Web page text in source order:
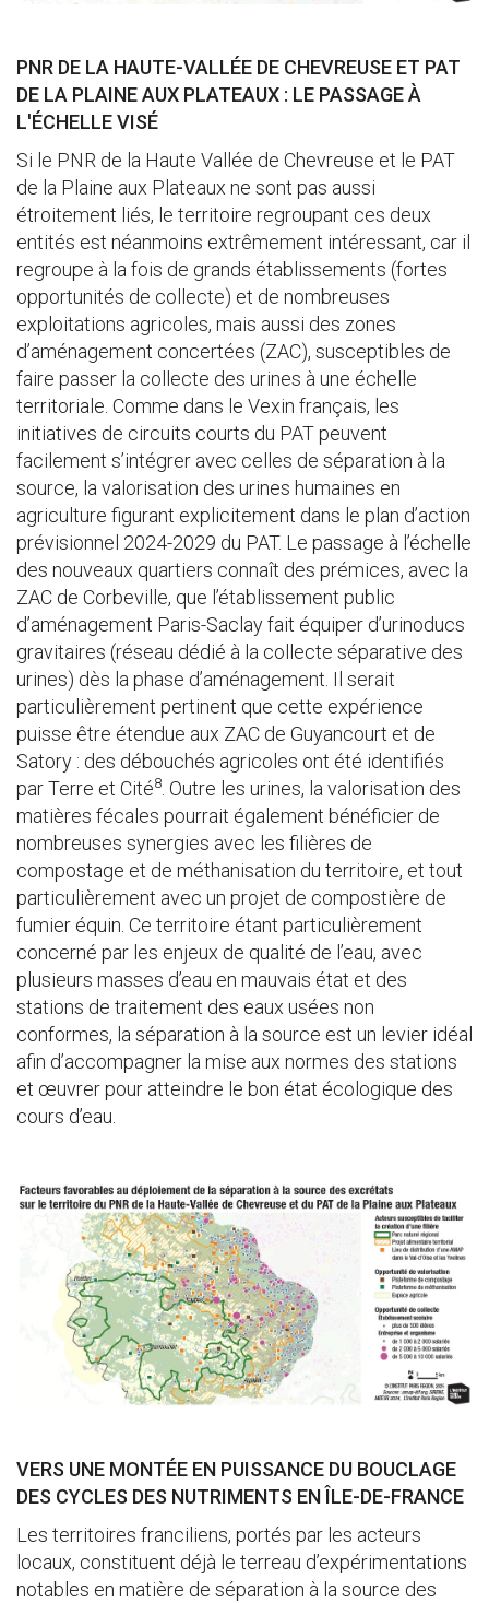
PNR DE LA HAUTE-VALLÉE DE CHEVREUSE ET PAT
DE LA PLAINE AUX PLATEAUX : LE PASSAGE À
L'ÉCHELLE VISÉ
Si le PNR de la Haute Vallée de Chevreuse et le PAT
de la Plaine aux Plateaux ne sont pas aussi
étroitement liés, le territoire regroupant ces deux
entités est néanmoins extrêmement intéressant, car il
regroupe à la fois de grands établissements (fortes
opportunités de collecte) et de nombreuses
exploitations agricoles, mais aussi des zones
d’aménagement concertées (ZAC), susceptibles de
faire passer la collecte des urines à une échelle
territoriale. Comme dans le Vexin français, les
initiatives de circuits courts du PAT peuvent
facilement s’intégrer avec celles de séparation à la
source, la valorisation des urines humaines en
agriculture figurant explicitement dans le plan d’action
prévisionnel 2024-2029 du PAT. Le passage à l’échelle
des nouveaux quartiers connaît des prémices, avec la
ZAC de Corbeville, que l’établissement public
d’aménagement Paris-Saclay fait équiper d’urinoducs
gravitaires (réseau dédié à la collecte séparative des
urines) dès la phase d’aménagement. Il serait
particulièrement pertinent que cette expérience
puisse être étendue aux ZAC de Guyancourt et de
Satory : des débouchés agricoles ont été identifiés
par Terre et Cité8 . Outre les urines, la valorisation des
matières fécales pourrait également bénéficier de
nombreuses synergies avec les filières de
compostage et de méthanisation du territoire, et tout
particulièrement avec un projet de compostière de
fumier équin. Ce territoire étant particulièrement
concerné par les enjeux de qualité de l’eau, avec
plusieurs masses d’eau en mauvais état et des
stations de traitement des eaux usées non
conformes, la séparation à la source est un levier idéal
afin d’accompagner la mise aux normes des stations
et œuvrer pour atteindre le bon état écologique des
cours d’eau.
VERS UNE MONTÉE EN PUISSANCE DU BOUCLAGE
DES CYCLES DES NUTRIMENTS EN ÎLE-DE-FRANCE
Les territoires franciliens, portés par les acteurs
locaux, constituent déjà le terreau d’expérimentations
notables en matière de séparation à la source des